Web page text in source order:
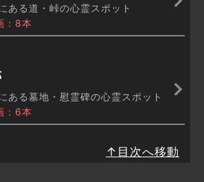
ある道・峠の心霊スポット
：8本
ある墓地・慰霊碑の心霊スポット
：6本
↑目次へ移動